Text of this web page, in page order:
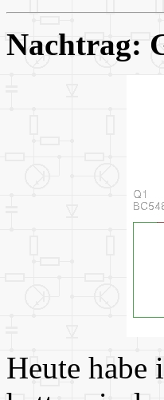
Nachtrag:
Heute habe